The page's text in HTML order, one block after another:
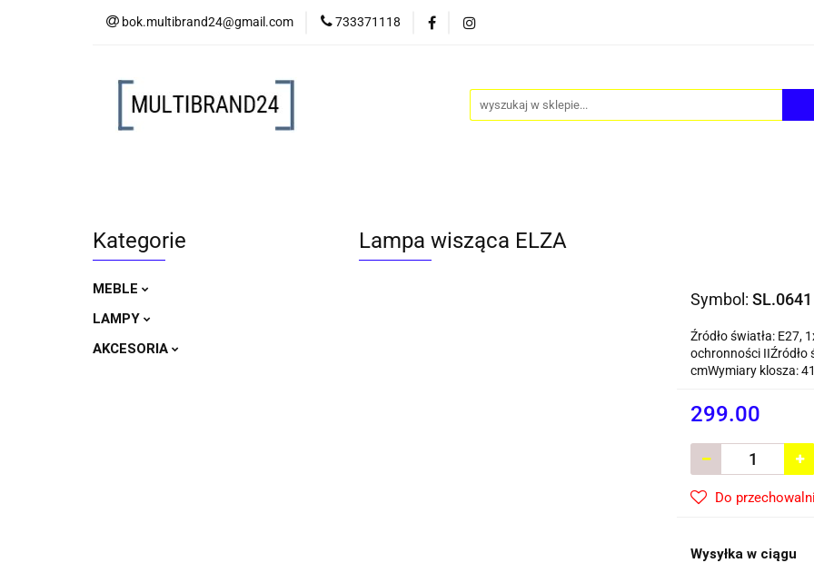
bok.multibrand24@gmail.com 733371118
MEBLE LAMPY AKCESORIA
Kategorie
MEBLE
LAMPY
AKCESORIA
Lampa wisząca ELZA
Symbol:SL.0641
Źródło światła: E27,
ochronności IIŹródło
cmWymiary klosza:
299.00
Do przechowalni
Wysyłka w ciągu